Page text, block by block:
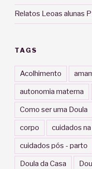
Relatos Leoas alunas
TAGS
Acolhimento
autonomia materna
Como ser uma Doula
corpo cuidados
cuidados pós - parto
Doula da Casa